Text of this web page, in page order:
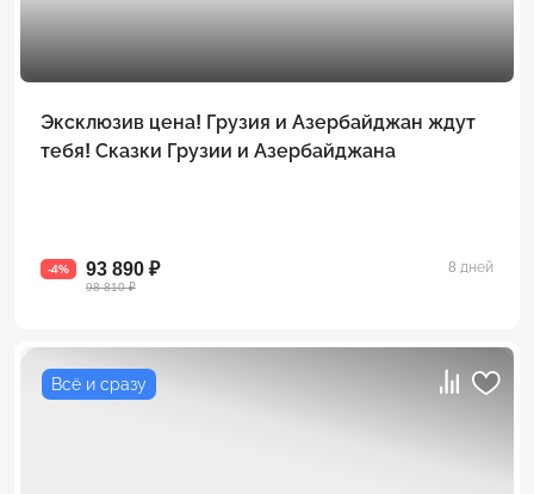
Эксклюзив цена! Грузия и Азербайджан ждут
тебя! Сказки Грузии и Азербайджана
-4% 93 890 ₽
98 810 ₽
8 дней
Всё и сразу